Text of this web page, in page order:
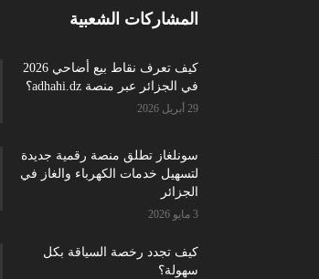
المشاركات الشعبية
كيف تعرف نقاط بيع أضاحي 2026
في الجزائر عبر منصة adhahi.dz؟
29 أبريل 2026
سونلغاز تطلق منصة رقمية جديدة
لتسهيل خدمات الكهرباء والغاز في
الجزائر
3 مايو 2026
كيف تجدد رخصة السياقة بكل
سهولة؟